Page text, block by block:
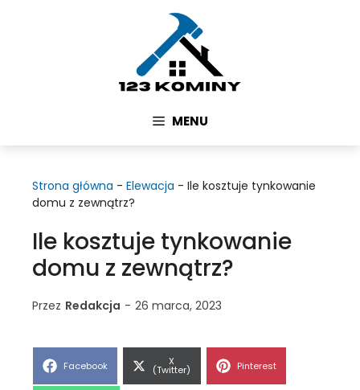
MENU
Strona główna - Elewacja - Ile kosztuje tynkowanie
domu z zewnątrz?
Ile kosztuje tynkowanie
domu z zewnątrz?
Przez Redakcja - 26 marca, 2023
Share
Facebook Share
on
X
(Twitter) Share
Pinterest